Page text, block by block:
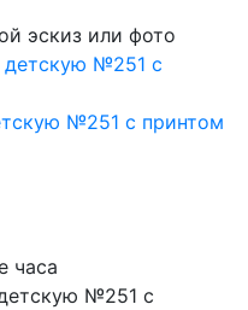
эскиз или фото
№251 с принтом
часа
№251 с